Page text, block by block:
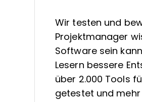
Wir testen und
Projektmanager
Software sein
Lesern bessere
über 2.000 Tools
getestet und mehr